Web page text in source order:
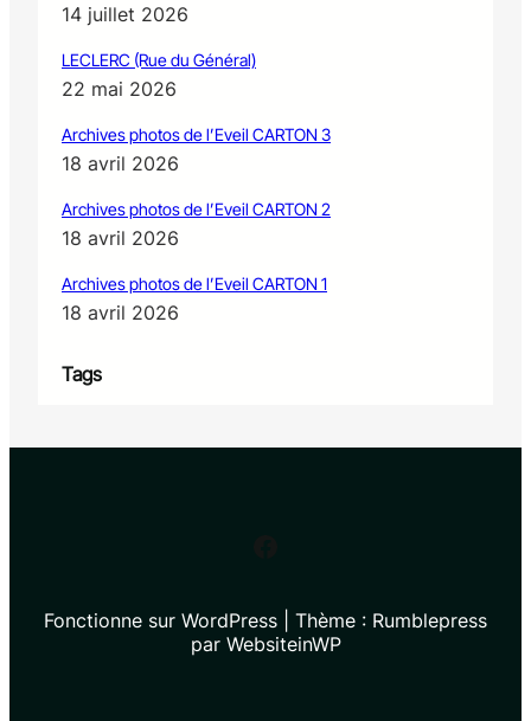
14 juillet 2026
LECLERC (Rue du Général)
22 mai 2026
Archives photos de l’Eveil CARTON 3
18 avril 2026
Archives photos de l’Eveil CARTON 2
18 avril 2026
Archives photos de l’Eveil CARTON 1
18 avril 2026
Tags
Fonctionne sur WordPress | Thème : Rumblepress
par WebsiteinWP